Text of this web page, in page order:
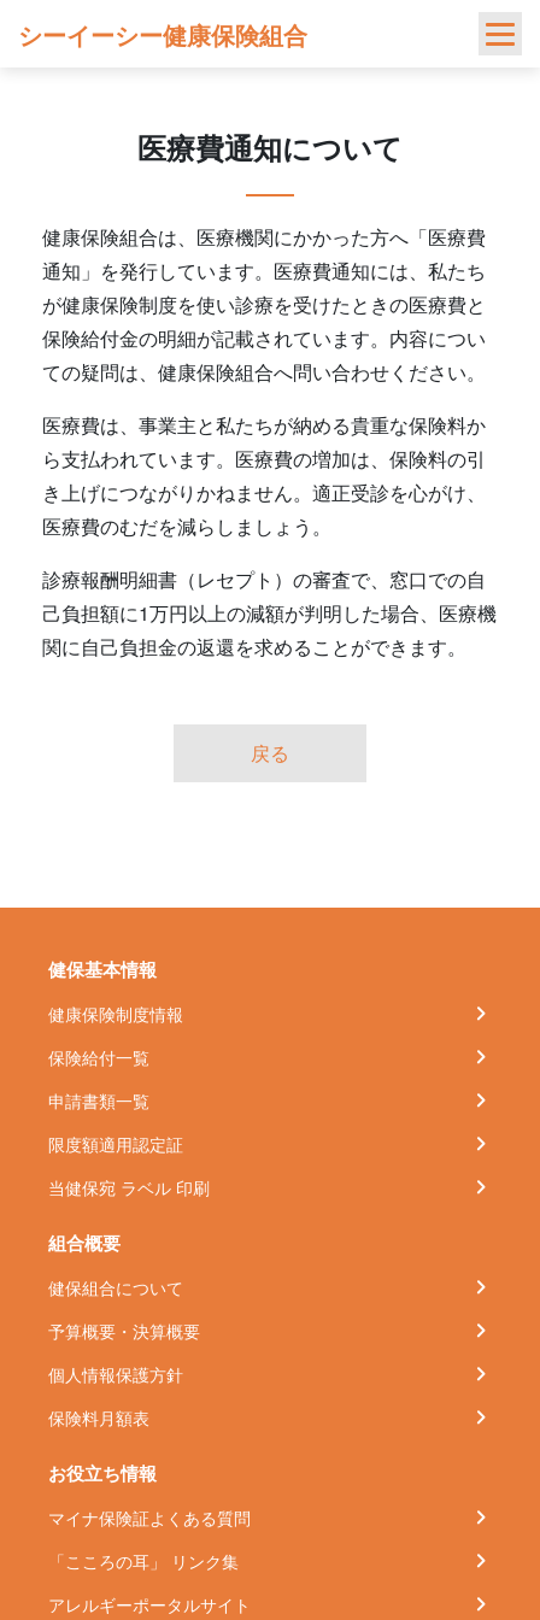
シーイーシー健康保険組合
医療費通知について
健康保険組合は、医療機関にかかった方へ「医療費
通知」を発行しています。医療費通知には、私たち
が健康保険制度を使い診療を受けたときの医療費と
保険給付金の明細が記載されています。内容につい
ての疑問は、健康保険組合へ問い合わせください。
医療費は、事業主と私たちが納める貴重な保険料か
ら支払われています。医療費の増加は、保険料の引
き上げにつながりかねません。適正受診を心がけ、
医療費のむだを減らしましょう。
診療報酬明細書（レセプト）の審査で、窓口での自
己負担額に1万円以上の減額が判明した場合、医療機
関に自己負担金の返還を求めることができます。
戻る
健保基本情報
健康保険制度情報
保険給付一覧
申請書類一覧
限度額適用認定証
当健保宛 ラベル 印刷
組合概要
健保組合について
予算概要・決算概要
個人情報保護方針
保険料月額表
お役立ち情報
マイナ保険証よくある質問
「こころの耳」 リンク集
アレルギーポータルサイト